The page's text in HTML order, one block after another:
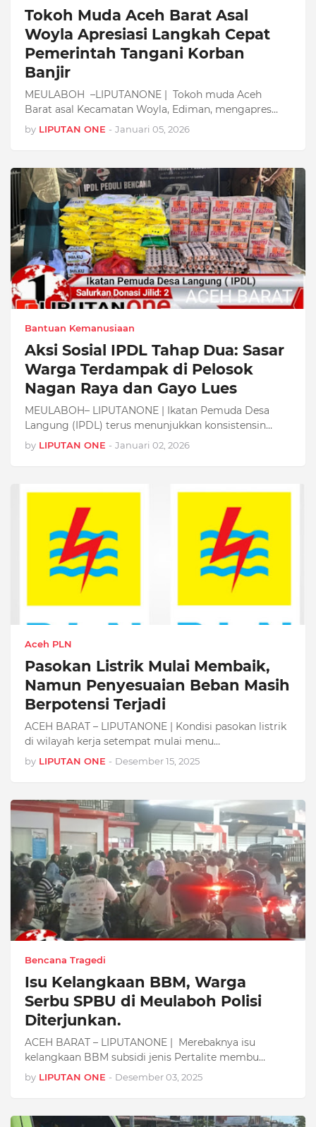
Tokoh Muda Aceh Barat Asal
Woyla Apresiasi Langkah Cepat
Pemerintah Tangani Korban
Banjir
MEULABOH –LIPUTANONE | Tokoh muda Aceh
Barat asal Kecamatan Woyla, Ediman, mengapres…
by LIPUTAN ONE - Januari 05, 2026
Bantuan Kemanusiaan
Aksi Sosial IPDL Tahap Dua: Sasar
Warga Terdampak di Pelosok
Nagan Raya dan Gayo Lues
MEULABOH– LIPUTANONE | Ikatan Pemuda Desa
Langung (IPDL) terus menunjukkan konsistensin…
by LIPUTAN ONE - Januari 02, 2026
Aceh PLN
Pasokan Listrik Mulai Membaik,
Namun Penyesuaian Beban Masih
Berpotensi Terjadi
ACEH BARAT – LIPUTANONE | Kondisi pasokan listrik
di wilayah kerja setempat mulai menu…
by LIPUTAN ONE - Desember 15, 2025
Bencana Tragedi
Isu Kelangkaan BBM, Warga
Serbu SPBU di Meulaboh Polisi
Diterjunkan.
ACEH BARAT – LIPUTANONE | Merebaknya isu
kelangkaan BBM subsidi jenis Pertalite membu…
by LIPUTAN ONE - Desember 03, 2025